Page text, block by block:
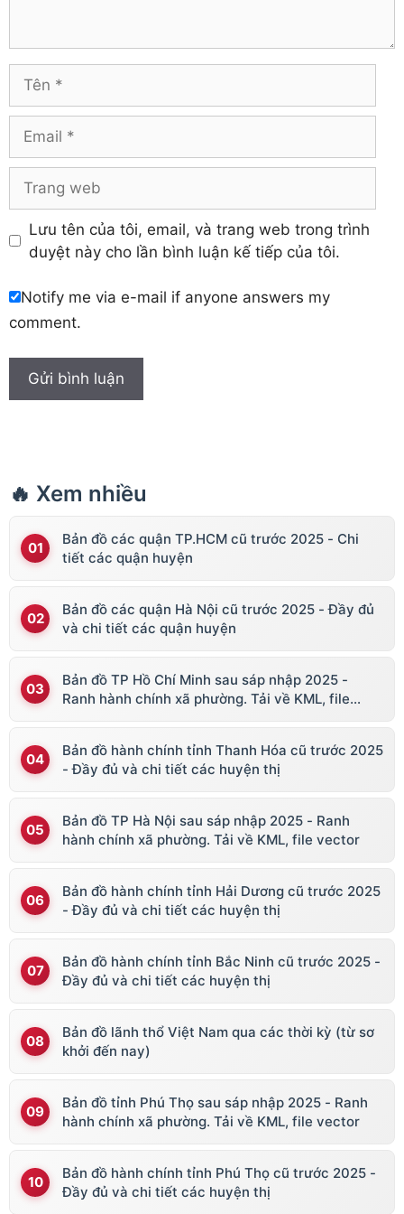
Hậu Giang
Hưng Yên
Khánh Hòa
Vĩnh Phúc
web
Lưu tên của tôi, email, và trang web trong trình
duyệt này cho lần bình luận kế tiếp của tôi.
Notify me via e-mail if anyone answers my
comment.
🔥 Xem nhiều
Bản đồ các quận TP.HCM cũ trước 2025 - Chi
tiết các quận huyện
Bản đồ các quận Hà Nội cũ trước 2025 - Đầy đủ
và chi tiết các quận huyện
Bản đồ TP Hồ Chí Minh sau sáp nhập 2025 -
Ranh hành chính xã phường. Tải về KML, file
Bản đồ hành chính tỉnh Thanh Hóa cũ trước 2025
- Đầy đủ và chi tiết các huyện thị
Bản đồ TP Hà Nội sau sáp nhập 2025 - Ranh
hành chính xã phường. Tải về KML, file vector
Bản đồ hành chính tỉnh Hải Dương cũ trước 2025
- Đầy đủ và chi tiết các huyện thị
Bản đồ hành chính tỉnh Bắc Ninh cũ trước 2025 -
Đầy đủ và chi tiết các huyện thị
Bản đồ lãnh thổ Việt Nam qua các thời kỳ (từ sơ
khởi đến nay)
Bản đồ tỉnh Phú Thọ sau sáp nhập 2025 - Ranh
hành chính xã phường. Tải về KML, file vector
Bản đồ hành chính tỉnh Phú Thọ cũ trước 2025 -
Đầy đủ và chi tiết các huyện thị